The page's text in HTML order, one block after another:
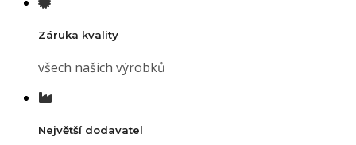
Záruka kvality
všech našich výrobků
Největší dodavatel